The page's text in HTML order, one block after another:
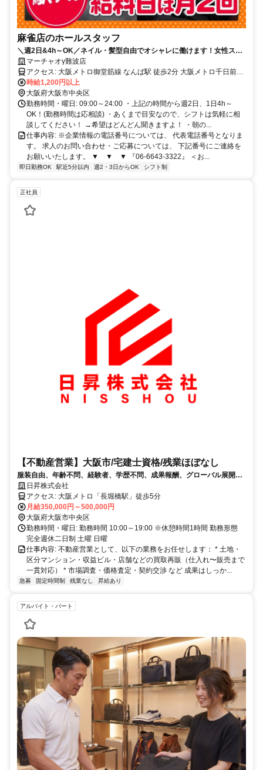
麻雀店のホールスタッフ
＼週2日&4h～OK／ネイル・髪型自由でオシャレに働けます！女性スタ
ッフ多数活躍中！
マーチャオγ難波店
アクセス: 大阪メトロ御堂筋線 なんば駅 徒歩2分 大阪メトロ千日前線
なんば駅 徒歩2分 南海本線 難波駅 徒歩5分
時給1,200円以上
大阪府大阪市中央区
勤務時間・曜日: 09:00～24:00 ・上記の時間から週2日、1日4h～
OK！(勤務時間は応相談) ・あくまで目安なので、シフトは気軽に相
談してください！ →希望はどんどん聞きますよ！ ・朝の...
仕事内容: ※企業情報の電話番号については、 代表電話番号となりま
す。 求人のお問い合わせ・ご応募については、 下記番号にご連絡を
お願いいたします。 ▼ ▼ ▼ 『06-6643-3322』 ＜お...
即日勤務OK 駅近5分以内 週2・3日からOK シフト制
正社員
【不動産営業】大阪市/宅建士資格/残業ほぼなし
服装自由、年齢不問、経験者、学歴不問、成果報酬、グローバル展開、
女性活躍、事務所きれい
日昇株式会社
アクセス: 大阪メトロ「長堀橋駅」徒歩5分
月給350,000円～500,000円
大阪府大阪市中央区
勤務時間・曜日: 勤務時間 10:00～19:00 ※休憩時間1時間 勤務形態
完全週休二日制 土曜 日曜
仕事内容: 不動産営業として、以下の業務をお任せします： * 土地・
区分マンション・収益ビル・店舗などの買取再販（仕入れ〜販売まで
一貫対応） * 市場調査・価格査定・契約交渉 など 成果はしっか...
急募 固定時間制 残業なし 昇給あり
アルバイト・パート